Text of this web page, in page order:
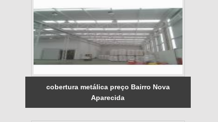
cobertura metálica preço Bairro Nova
Aparecida